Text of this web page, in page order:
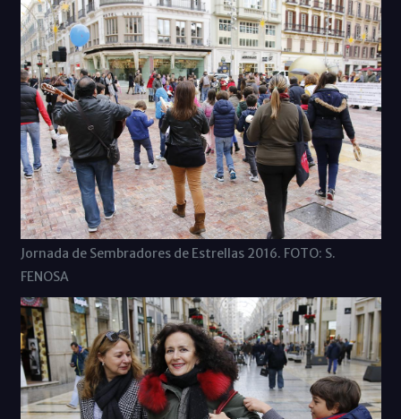
Jornada de Sembradores de Estrellas 2016. FOTO: S.
FENOSA